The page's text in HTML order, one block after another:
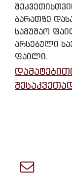
ბარათზე
სამუშაო
არსებული
ფაილი.